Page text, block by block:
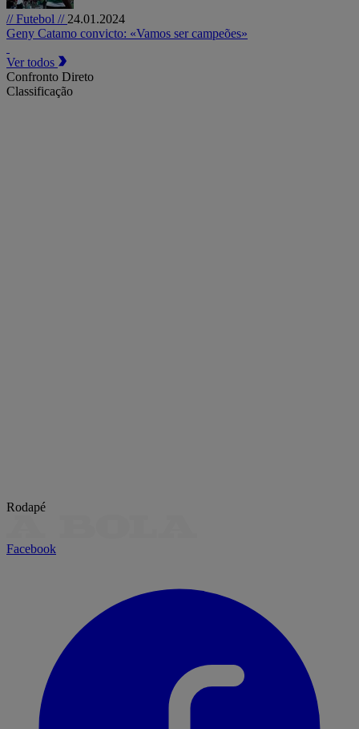
// Futebol // 24.01.2024
Geny Catamo convicto: «Vamos ser campeões»
Ver todos
Confronto Direto
Classificação
Rodapé
Facebook